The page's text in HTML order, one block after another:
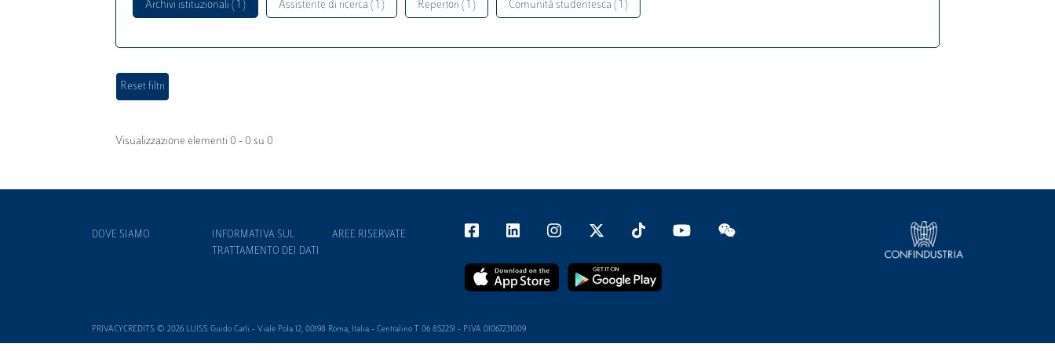
Archivi istituzionali ( 1 ) Assistente di ricerca ( 1 ) Repertori ( 1 ) Comunità studentesca ( 1 )
Visualizzazione elementi 0 - 0 su 0
DOVE SIAMO
INFORMATIVA SUL
TRATTAMENTO DEI DATI
AREE RISERVATE
PRIVACYCREDITS © 2026 LUISS Guido Carli - Viale Pola 12, 00198 Roma, Italia - Centralino T 06 852251 - P.IVA 01067231009